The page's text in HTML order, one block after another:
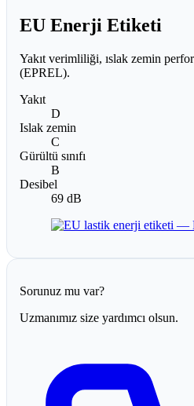
EU Enerji Etiketi
Yakıt verimliliği, ıslak zemin
(EPREL).
Yakıt
D
Islak zemin
C
Gürültü sınıfı
B
Desibel
69 dB
Sorunuz mu var?
Uzmanımız size yardımcı olsun.